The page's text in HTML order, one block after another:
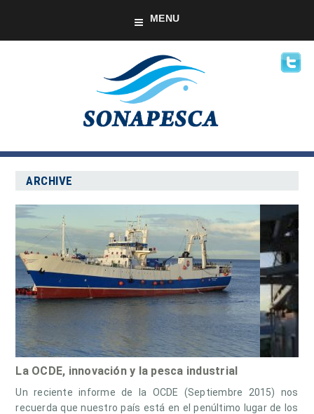
MENU
ARCHIVE
La OCDE, innovación y la pesca industrial
Un reciente informe de la OCDE (Septiembre 2015) nos
recuerda que nuestro país está en el penúltimo lugar de los